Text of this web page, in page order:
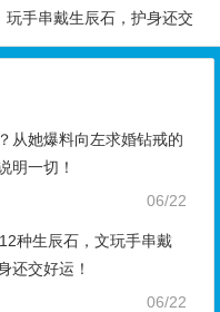
玩手串戴生辰石，护身还交
好运！
从她爆料向左求婚钻戒的
明一切！
06/22
种生辰石，文玩手串戴
还交好运！
06/22